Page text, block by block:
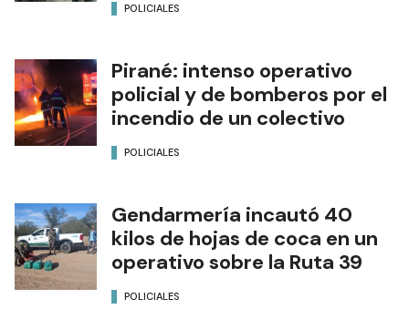
POLICIALES
Pirané: intenso operativo
policial y de bomberos por el
incendio de un colectivo
POLICIALES
Gendarmería incautó 40
kilos de hojas de coca en un
operativo sobre la Ruta 39
POLICIALES